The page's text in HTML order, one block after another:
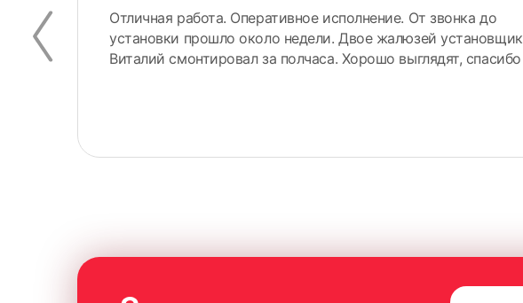
Отличная работа. Оперативное исполнение. От звонка до
установки прошло около недели. Двое жалюзей установщик
Виталий смонтировал за полчаса. Хорошо выглядят, спасибо